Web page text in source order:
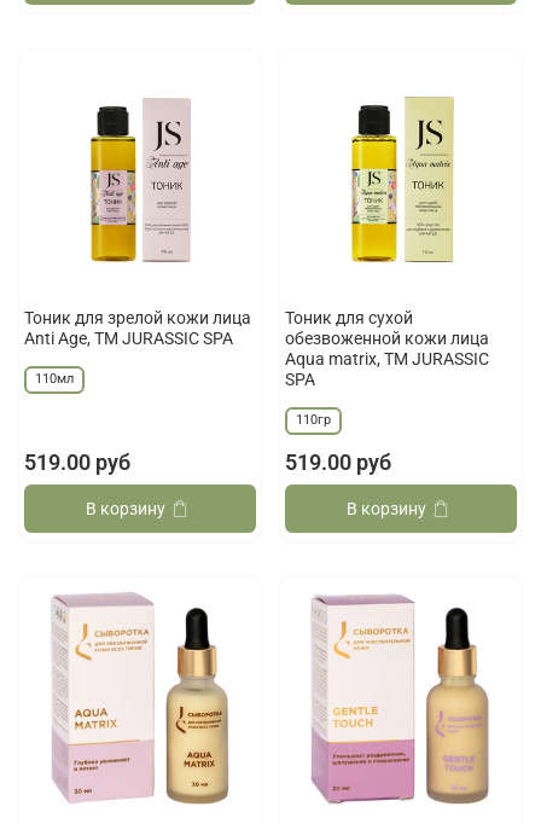
Тоник для зрелой кожи лица
Anti Age, ТМ JURASSIC SPA
110мл
519.00 руб
В корзину
Тоник для сухой
обезвоженной кожи лица
Aqua matrix, ТМ JURASSIC
SPA
110гр
519.00 руб
В корзину